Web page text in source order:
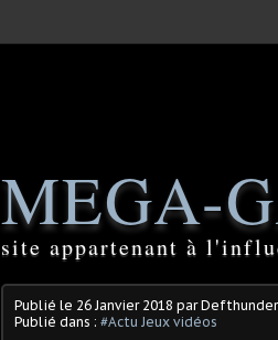
MEGA-
site appartenant à
Publié le 26 Janvier 2018 par Defthunder
Publié dans : #Actu Jeux vidéos